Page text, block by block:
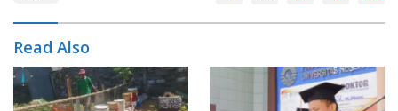
Read Also